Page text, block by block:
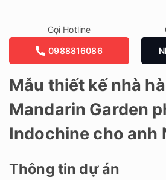
Mẫu thiết kế nhà
Mandarin Garden
Indochine cho anh
Thông tin dự án
Gọi Hotline
0988816086